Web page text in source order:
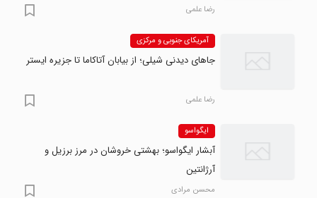
رضا علمی
آمریکای جنوبی و مرکزی
جاهای دیدنی شیلی؛ از بیابان آتاکاما تا جزیره ایستر
رضا علمی
ایگواسو
آبشار ایگواسو؛ بهشتی خروشان در مرز برزیل و
آرژانتین
محسن مرادی